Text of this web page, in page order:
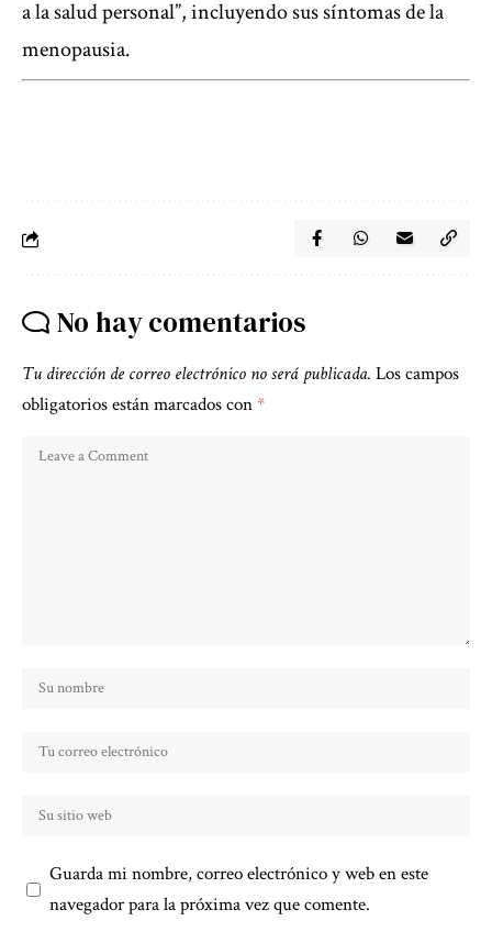
a la salud personal”, incluyendo sus síntomas de la
menopausia.
No hay comentarios
Tu dirección de correo electrónico no será publicada. Los campos
obligatorios están marcados con*
Guarda mi nombre, correo electrónico y web en este
navegador para la próxima vez que comente.